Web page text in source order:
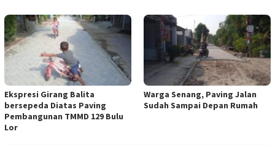
Ekspresi Girang Balita
bersepeda Diatas Paving
Pembangunan TMMD 129 Bulu
Lor
Warga Senang, Paving Jalan
Sudah Sampai Depan Rumah